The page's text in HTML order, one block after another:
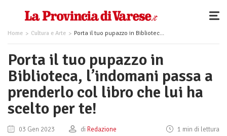
Home Cultura e Arte Porta il tuo pupazzo in Biblioteca, l’indomani passa a prenderlo col libro che lui ha scelto per te!
Porta il tuo pupazzo in
Biblioteca, l’indomani passa a
prenderlo col libro che lui ha
scelto per te!
03 Gen 2023 di Redazione 1 min di lettura